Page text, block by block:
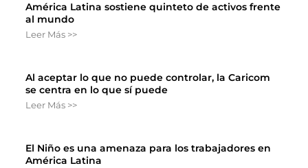
América Latina sostiene quinteto de activos frente
al mundo
Leer Más >>
Al aceptar lo que no puede controlar, la Caricom
se centra en lo que sí puede
Leer Más >>
El Niño es una amenaza para los trabajadores en
América Latina